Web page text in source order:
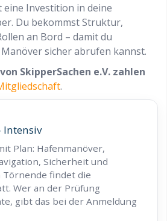
eine Investition in deine
Du bekommst Struktur,
an Bord – damit du
sicher abrufen kannst.
SkipperSachen e.V. zahlen
.
Intensiv
Plan: Hafenmanöver,
Sicherheit und
Törnende findet die
Wer an der Prüfung
gibt das bei der Anmeldung